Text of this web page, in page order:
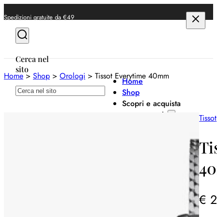
Spedizioni gratuite da €49
Cerca nel
sito
Cerca
Home
Shop
Scopri e acquista
per categoria
Home> Shop > Orologi > Tissot Everytime 40mm
Tissot
€